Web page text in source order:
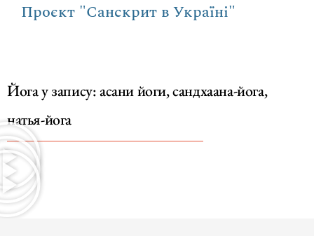
Проєкт "Санскрит в Україні"
Йога у запису: асани йоги, сандхаана-йога,
натья-йога